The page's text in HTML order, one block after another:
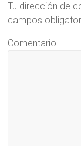
Tu dirección de
campos
Comentario